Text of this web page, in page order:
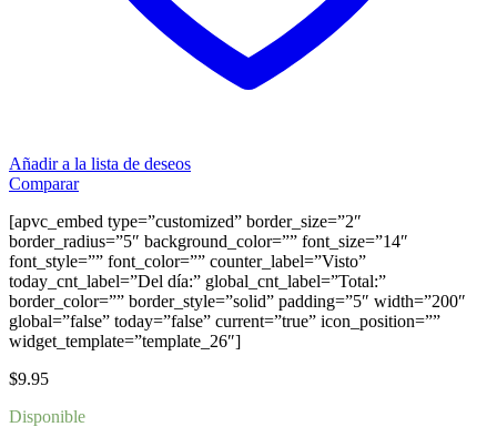
Añadir a la lista de deseos
Comparar
[apvc_embed type=”customized” border_size=”2″
border_radius=”5″ background_color=”” font_size=”14″
font_style=”” font_color=”” counter_label=”Visto”
today_cnt_label=”Del día:” global_cnt_label=”Total:”
border_color=”” border_style=”solid” padding=”5″ width=”200″
global=”false” today=”false” current=”true” icon_position=””
widget_template=”template_26″]
$9.95
Disponible